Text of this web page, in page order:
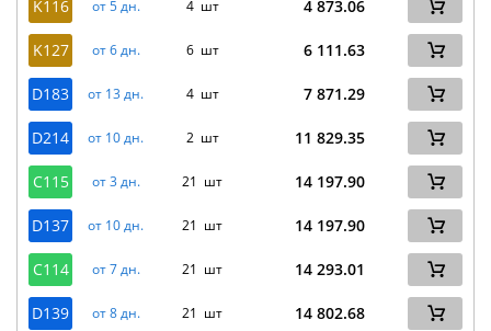
K116 от 5 дн. 4 шт 4 873.06
K127 от 6 дн. 6 шт 6 111.63
D183 от 13 дн. 4 шт 7 871.29
D214 от 10 дн. 2 шт 11 829.35
C115 от 3 дн. 21 шт 14 197.90
D137 от 10 дн. 21 шт 14 197.90
C114 от 7 дн. 21 шт 14 293.01
D139 от 8 дн. 21 шт 14 802.68